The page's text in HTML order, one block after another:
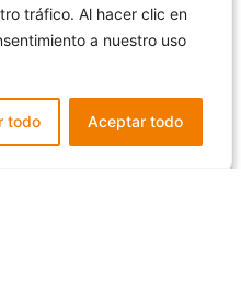
tráfico. Al hacer clic en
a nuestro uso
todo Aceptar todo